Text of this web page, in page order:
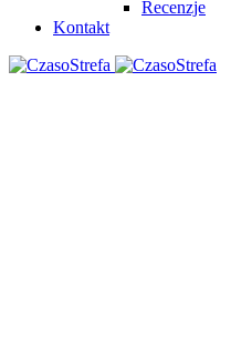
Recenzje
Kontakt